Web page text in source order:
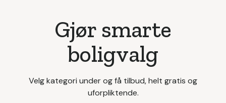
Gjør smarte
boligvalg
Velg kategori under og få tilbud, helt gratis og
uforpliktende.